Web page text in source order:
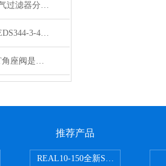
分析德国FESTO空气过滤器分类与选择原则
贺德克压力继电器EDS344-3-400-000现货
了解宝德BURKERT角座阀是自动控制系统中常见的管路开关
推荐产品
REAL10-150全新SMC正弦无杆缸